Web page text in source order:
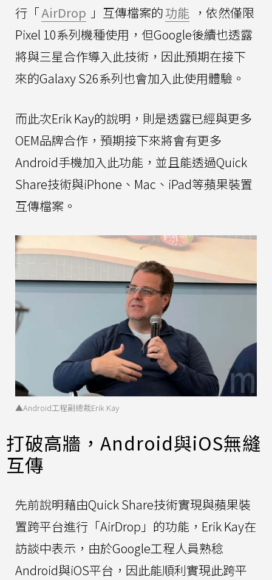
行「AirDrop 」互傳檔案的功能 ，依然僅限
Pixel 10系列機種使用，但Google後續也透露
將與三星合作導入此技術，因此預期在接下
來的Galaxy S26系列也會加入此使用體驗。
而此次Erik Kay的說明，則是透露已經與更多
OEM品牌合作，預期接下來將會有更多
Android手機加入此功能，並且能透過Quick
Share技術與iPhone、Mac、iPad等蘋果裝置
互傳檔案。
▲Android工程副總裁Erik Kay
打破高牆，Android與iOS無縫
互傳
先前說明藉由Quick Share技術實現與蘋果裝
置跨平台進行「AirDrop」的功能，Erik Kay在
訪談中表示，由於Google工程人員熟稔
Android與iOS平台，因此能順利實現此跨平